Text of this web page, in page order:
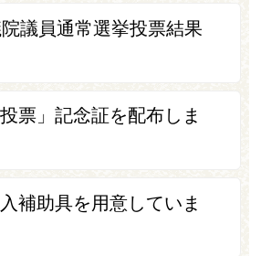
議員通常選挙投票結果
投票」記念証を配布しま
補助具を用意していま